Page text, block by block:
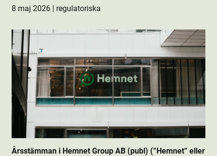
8 maj 2026 | regulatoriska
Årsstämman i Hemnet Group AB (publ) (”Hemnet” eller